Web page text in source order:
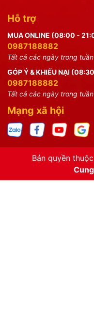
Hỗ trợ
MUA ONLINE (08:00 -
0987188882
Tất cả các ngày trong
GÓP Ý & KHIẾU NẠI
0987188882
Tất cả các ngày trong
Mạng xã hội
Bản quyền